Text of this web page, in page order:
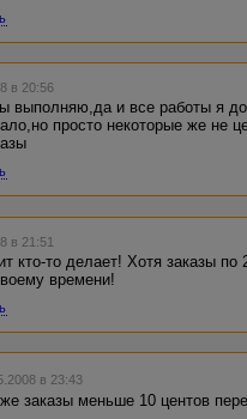
в 20:56
выполняю,да и все работы я
просто некоторые же не
в 21:51
кто-то делает! Хотя заказы
времени!
в 23:43
заказы меньше 10 центов